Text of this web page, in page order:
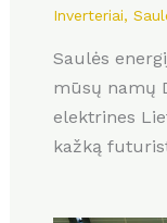
Inverteriai,
Saulės
mūsų namų
elektrines
kažką